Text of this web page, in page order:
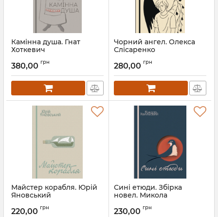
Камінна душа. Гнат
Хоткевич
380,00 грн
Чорний ангел. Олекса
Слісаренко
280,00 грн
Майстер корабля. Юрій
Яновський
220,00 грн
Сині етюди. Збірка
новел. Микола
Артикул: Л13307
230,00 грн